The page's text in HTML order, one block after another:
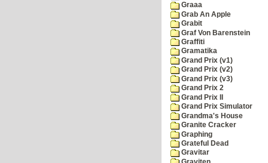
Graaa
Grab An Apple
Grabit
Graf Von Barenstein
Graffiti
Gramatika
Grand Prix (v1)
Grand Prix (v2)
Grand Prix (v3)
Grand Prix 2
Grand Prix II
Grand Prix Simulator
Grandma's House
Granite Cracker
Graphing
Grateful Dead
Gravitar